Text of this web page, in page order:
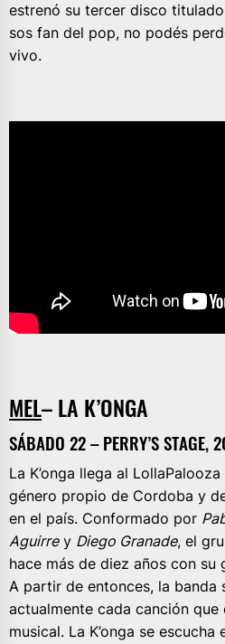
estrenó su tercer disco titulado
sos fan del pop, no podés
vivo.
MEL– LA K’ONGA
SÁBADO 22 – PERRY’S STAGE,
La K’onga llega al
género propio de Cordoba y
en el país. Conformado por
Aguirrey Diego Granade, el
hace más de diez años con su
A partir de entonces, la banda
actualmente cada canción que
musical. La K’onga se